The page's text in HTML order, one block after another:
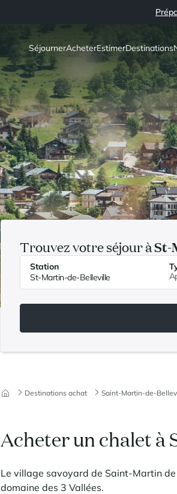
SéjournerAcheterEstimerDestinations
Trouvez votre séjour àSt-
Station
Destinations achat Saint-Martin-de-
Acheter un chalet à
Le village savoyard de Saint-Martin
domaine des 3 Vallées.